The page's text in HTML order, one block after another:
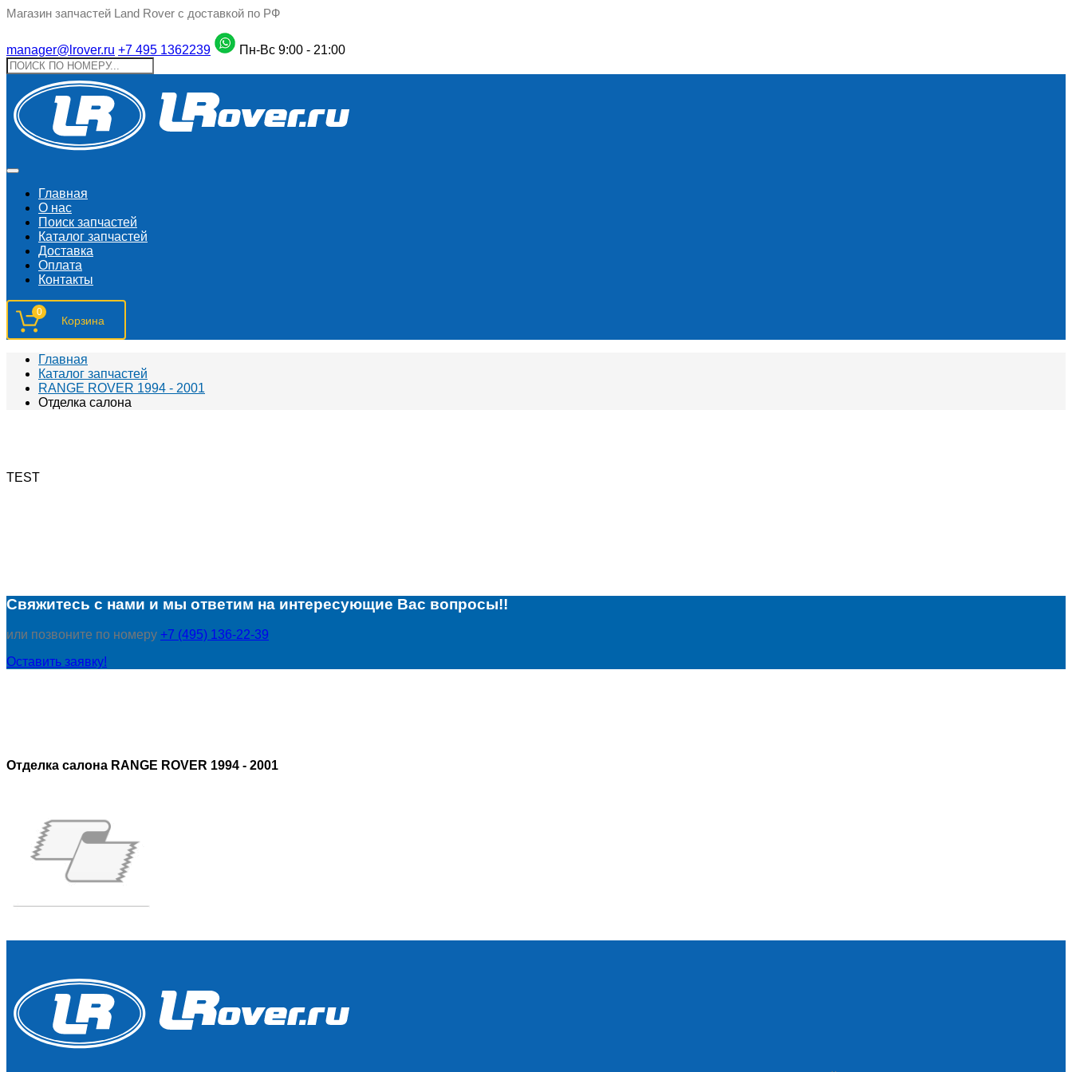
Магазин запчастей Land Rover с доставкой по РФ
manager@lrover.ru +7 495 1362239 Пн-Вс 9:00 - 21:00
Главная
О нас
Поиск запчастeй
Каталог запчастей
Доставка
Оплата
Контакты
0
Главная
Каталог запчастей
RANGE ROVER 1994 - 2001
Отделка салона
TEST
Свяжитесь с нами и мы ответим на интересующие Вас вопросы!!
или позвоните по номеру +7 (495) 136-22-39
Оставить заявку!
Отделка салона RANGE ROVER 1994 - 2001